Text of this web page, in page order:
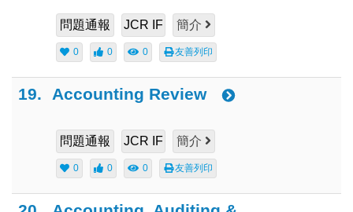
問題通報 JCR IF 簡介
0 0 0 友善列印
19. Accounting Review
問題通報 JCR IF 簡介
0 0 0 友善列印